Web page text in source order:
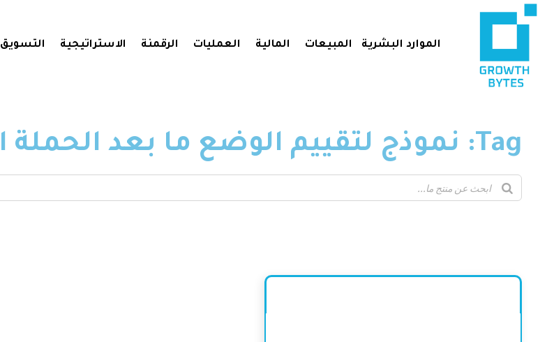
الموارد البشرية المبيعات المالية العمليات الرقمنة الاستراتيجية التسويق
Tag: نموذج لتقييم الوضع ما بعد الحملة التسويقية